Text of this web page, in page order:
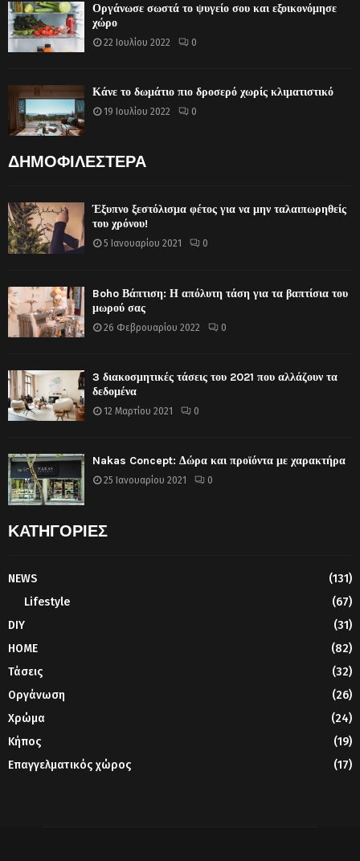
Οργάνωσε σωστά το ψυγείο σου και εξοικονόμησε
χώρο
22 Ιουλίου 2022 0
Κάνε το δωμάτιο πιο δροσερό χωρίς κλιματιστικό
19 Ιουλίου 2022 0
ΔΗΜΟΦΙΛΕΣΤΕΡΑ
Έξυπνο ξεστόλισμα φέτος για να μην ταλαιπωρηθείς
του χρόνου!
5 Ιανουαρίου 2021 0
Boho Βάπτιση: Η απόλυτη τάση για τα βαπτίσια του
μωρού σας
26 Φεβρουαρίου 2022 0
3 διακοσμητικές τάσεις του 2021 που αλλάζουν τα
δεδομένα
12 Μαρτίου 2021 0
Nakas Concept: Δώρα και προϊόντα με χαρακτήρα
25 Ιανουαρίου 2021 0
ΚΑΤΗΓΟΡΙΕΣ
NEWS
(131)
Lifestyle
(67)
DIY
(31)
HOME
(82)
Τάσεις
(32)
Οργάνωση
(26)
Χρώμα
(24)
Κήπος
(19)
Επαγγελματικός χώρος
(17)